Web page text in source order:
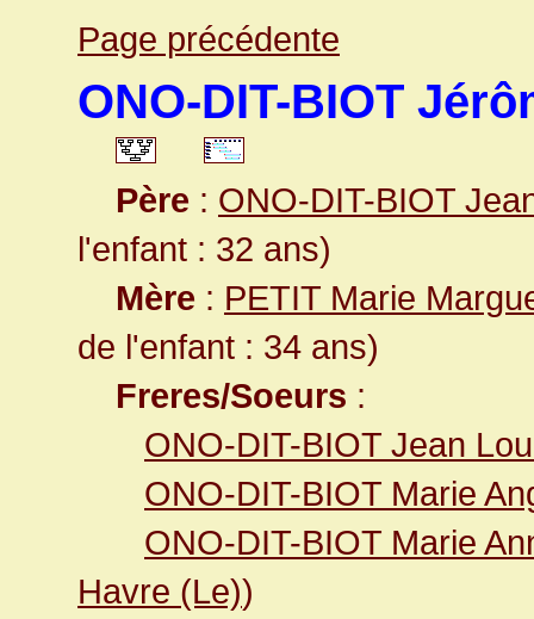
Page précédente
ONO-DIT-BIOT
Père : ONO-DIT-BIOT
l'enfant : 32 ans)
Mère : PETIT Marie
de l'enfant : 34 ans)
Freres/Soeurs :
ONO-DIT-BIOT Jean
ONO-DIT-BIOT Marie
ONO-DIT-BIOT Marie
Havre (Le))